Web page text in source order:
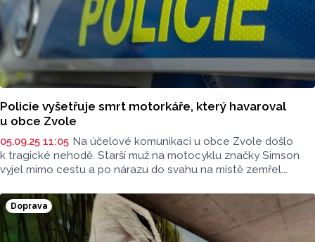
Policie vyšetřuje smrt motorkáře, který havaroval
u obce Zvole
05.09.25 11:05 Na účelové komunikaci u obce Zvole došlo
k tragické nehodě. Starší muž na motocyklu značky Simson
vyjel mimo cestu a po nárazu do svahu na místě zemřel.
Doprava